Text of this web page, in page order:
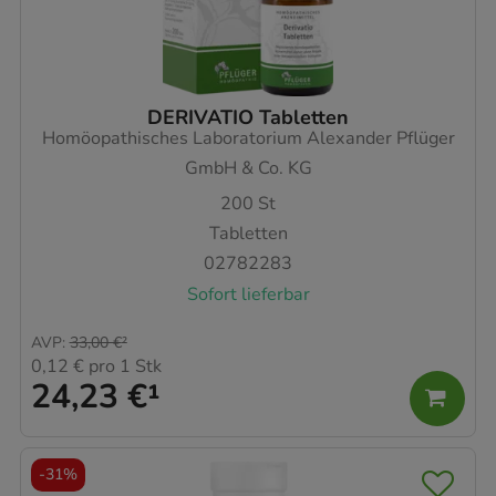
DERIVATIO Tabletten
Homöopathisches Laboratorium Alexander Pflüger
GmbH & Co. KG
200 St
Tabletten
02782283
Sofort lieferbar
24,23 €¹
AVP: 33,00 €²
0,12 € pro 1 Stk
-31%